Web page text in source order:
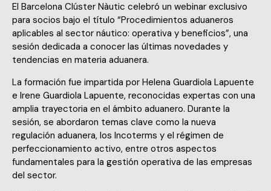
El Barcelona Clúster Nàutic celebró un webinar exclusivo
para socios bajo el título “Procedimientos aduaneros
aplicables al sector náutico: operativa y beneficios”, una
sesión dedicada a conocer las últimas novedades y
tendencias en materia aduanera.
La formación fue impartida por Helena Guardiola Lapuente
e Irene Guardiola Lapuente, reconocidas expertas con una
amplia trayectoria en el ámbito aduanero. Durante la
sesión, se abordaron temas clave como la nueva
regulación aduanera, los Incoterms y el régimen de
perfeccionamiento activo, entre otros aspectos
fundamentales para la gestión operativa de las empresas
del sector.